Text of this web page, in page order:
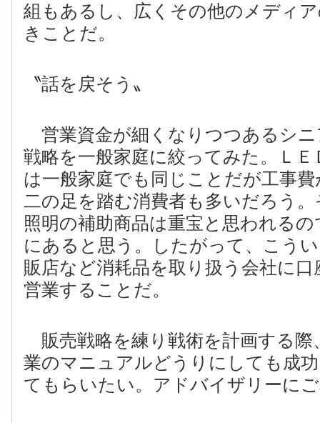
組もあるし、広くその他のメディ
きことだ。
〝話を戻そう〟
営業資金が細くなりつつあるシニ
戦略を一般家庭に絞ってみた。Ｌ
は一般家庭でも同じことだが工事
二の足を踏む消費者も多いだろう
照明の補助商品は重宝と思われる
にあると思う。したがって、こう
販店など消耗品を取り扱う会社に
営業することだ。
販売戦略を練り戦術を計画する際
業のマニュアルどうりにしても成
てもらいたい。アドバイザリーに